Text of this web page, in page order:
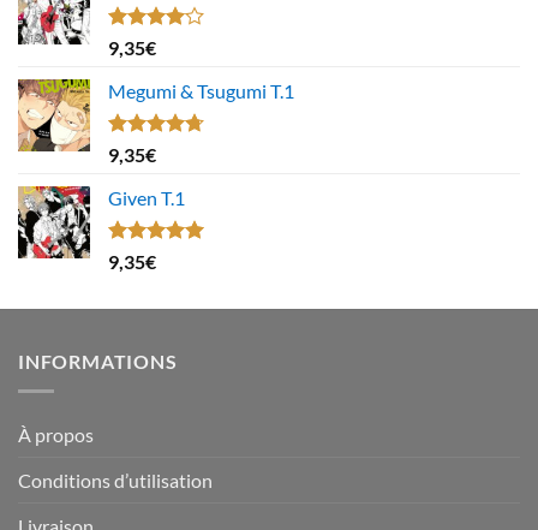
Note
4.00
5
9,35€
Megumi & Tsugumi T.1
Note4.67
sur 5
9,35€
Given T.1
Note5.00
sur 5
9,35€
INFORMATIONS
À propos
Conditions d’utilisation
Livraison